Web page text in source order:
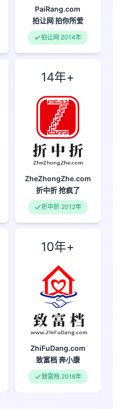
PaiRang.com
拍让网拍你所爱
拍让网 2014年
14年+
ZheZhongZhe.com
折中折抢疯了
折中折 2012年
10年+
ZhiFuDang.com
致富档奔小康
致富档 2016年